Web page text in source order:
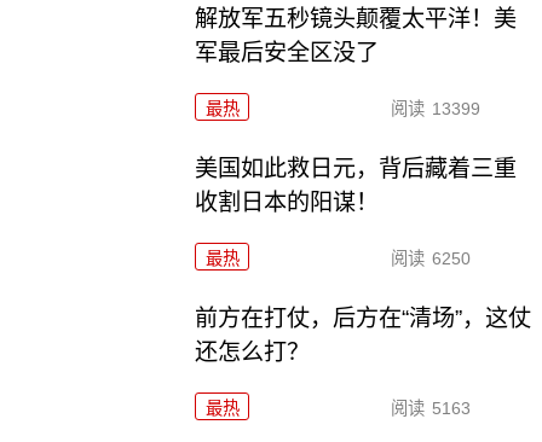
解放军五秒镜头颠覆太平洋！美
军最后安全区没了
最热 阅读 13399
美国如此救日元，背后藏着三重
收割日本的阳谋！
最热 阅读 6250
前方在打仗，后方在“清场”，这仗
还怎么打？
最热 阅读 5163